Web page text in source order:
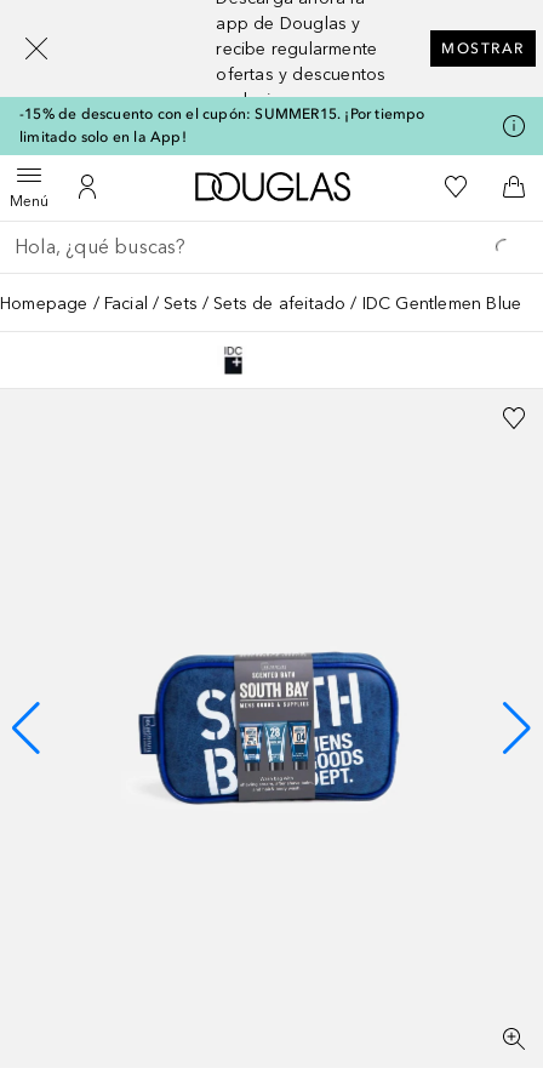
app de Douglas y
recibe regularmente
ofertas y descuentos
exclusivos
MOSTRAR
-15% de descuento con el cupón: SUMMER15. ¡Por tiempo
limitado solo en la App!
MenúAbrir menúMi cuenta
A Douglas HomeMi lista de
A
Regresar
Ejecutar búsqueda
Homepage Facial Sets Sets de afeitado IDC Gentlemen Blue
[navigation.slideout.screenreader]